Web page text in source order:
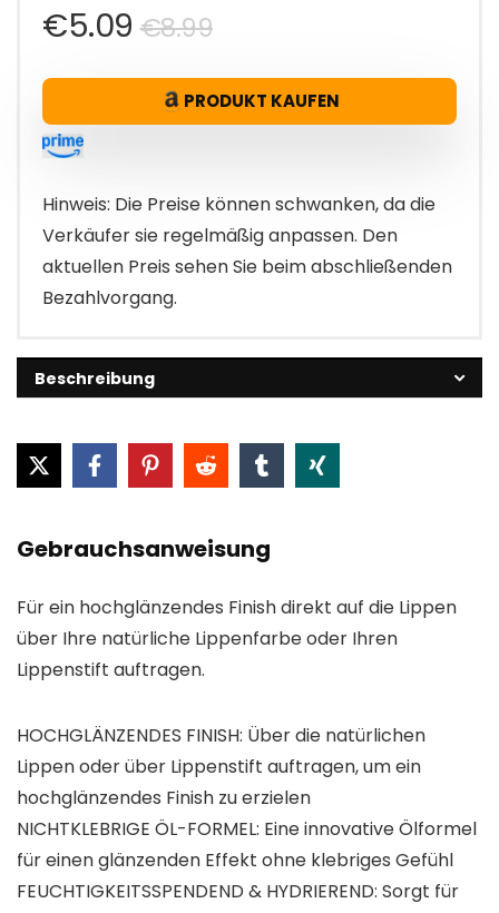
€8.99Ursprünglicher
Preis
war:
€5.09
Aktueller
Preis
ist:
PRODUKT KAUFEN
Hinweis: Die Preise können schwanken, da die
Verkäufer sie regelmäßig anpassen. Den
aktuellen Preis sehen Sie beim abschließenden
Bezahlvorgang.
Beschreibung
Gebrauchsanweisung
Für ein hochglänzendes Finish direkt auf die Lippen
über Ihre natürliche Lippenfarbe oder Ihren
Lippenstift auftragen.
HOCHGLÄNZENDES FINISH: Über die natürlichen
Lippen oder über Lippenstift auftragen, um ein
hochglänzendes Finish zu erzielen
NICHTKLEBRIGE ÖL-FORMEL: Eine innovative Ölformel
für einen glänzenden Effekt ohne klebriges Gefühl
FEUCHTIGKEITSSPENDEND & HYDRIEREND: Sorgt für